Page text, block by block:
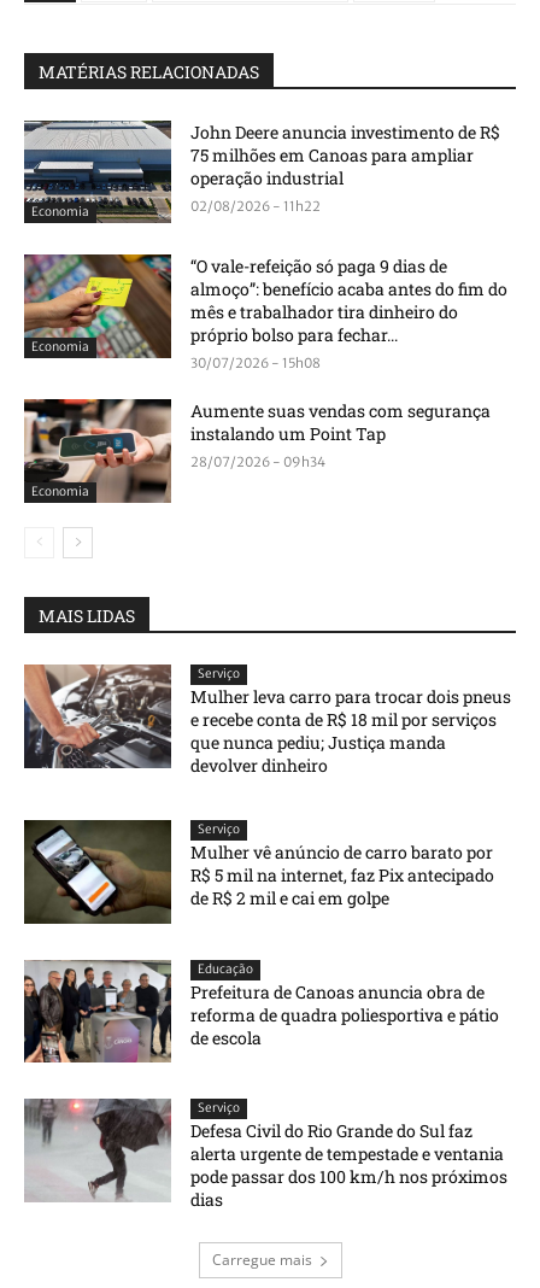
MATÉRIAS RELACIONADAS
Economia
John Deere anuncia investimento de R$
75 milhões em Canoas para ampliar
operação industrial
02/08/2026 - 11h22
Economia
“O vale-refeição só paga 9 dias de
almoço”: benefício acaba antes do fim do
mês e trabalhador tira dinheiro do
próprio bolso para fechar...
30/07/2026 - 15h08
Economia
Aumente suas vendas com segurança
instalando um Point Tap
28/07/2026 - 09h34
MAIS LIDAS
Serviço
Mulher leva carro para trocar dois pneus
e recebe conta de R$ 18 mil por serviços
que nunca pediu; Justiça manda
devolver dinheiro
Serviço
Mulher vê anúncio de carro barato por
R$ 5 mil na internet, faz Pix antecipado
de R$ 2 mil e cai em golpe
Educação
Prefeitura de Canoas anuncia obra de
reforma de quadra poliesportiva e pátio
de escola
Serviço
Defesa Civil do Rio Grande do Sul faz
alerta urgente de tempestade e ventania
pode passar dos 100 km/h nos próximos
dias
Carregue mais